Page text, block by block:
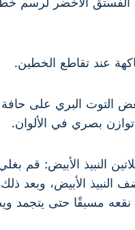
عند تقاطع الخطين.
التوت البري على حافة
بصري في الألوان.
النبيذ الأبيض: قم
النبيذ الأبيض، وبعد
نقعه مسبقًا حتى يتجمد